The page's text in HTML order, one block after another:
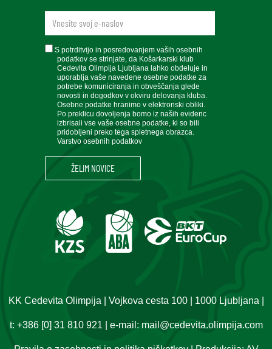
newsletteremail
soglasje
S potrditvijo in posredovanjem vaših osebnih
podatkov se strinjate, da Košarkarski klub
Cedevita Olimpija Ljubljana lahko obdeluje in
uporablja vaše navedene osebne podatke za
potrebe komuniciranja in obveščanja glede
novosti in dogodkov v okviru delovanja kluba.
Osebne podatke hranimo v elektronski obliki.
Po preklicu dovoljenja bomo iz naših evidenc
izbrisali vse vaše osebne podatke, ki so bili
pridobljeni preko tega spletnega obrazca.
Varstvo osebnih podatkov
KK Cedevita Olimpija | Vojkova cesta 100 | 1000 Ljubljana |
t: +386 [0] 31 810 921 | e-mail: mail@cedevita.olimpija.com